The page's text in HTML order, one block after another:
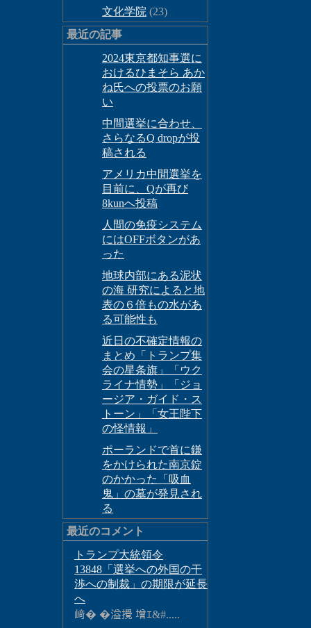
文化学院 (23)
最近の記事
2024東京都知事選に
おけるひまそら あか
ね氏への投票のお願
い
中間選挙に合わせ、
さらなるQ dropが投
稿される
アメリカ中間選挙を
目前に、Qが再び
8kunへ投稿
人間の免疫システム
にはOFFボタンがあ
った
地球内部にある泥状
の海 研究によると地
表の６倍もの水があ
る可能性も
近日の不確定情報の
まとめ「トランプ集
会の星条旗」「ウク
ライナ情勢」「ジョ
ージア・ガイド・ス
トーン」「女王陛下
の怪情報」
ポーランドで首に鎌
をかけられた南京錠
のかかった「吸血
鬼」の墓が発見され
る
最近のコメント
トランプ大統領令
13848「選挙への外国の干
渉への制裁」の期限が延長
へ
﨑� �溢攪 增ｴ&#.....